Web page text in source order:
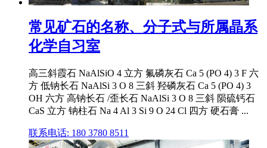
常见矿石的名称、分子式与所属晶系
化学自习室
高三斜霞石 NaAlSiO 4 立方 氟磷灰石 Ca 5 (PO 4) 3 F 六
方 低钠长石 NaAlSi 3 O 8 三斜 羟磷灰石 Ca 5 (PO 4) 3
OH 六方 高钠长石 /歪长石 NaAlSi 3 O 8 三斜 陨硫钙石
CaS 立方 钠柱石 Na 4 Al 3 Si 9 O 24 Cl 四方 硬石膏 ...
联系电话: 180 3780 8511